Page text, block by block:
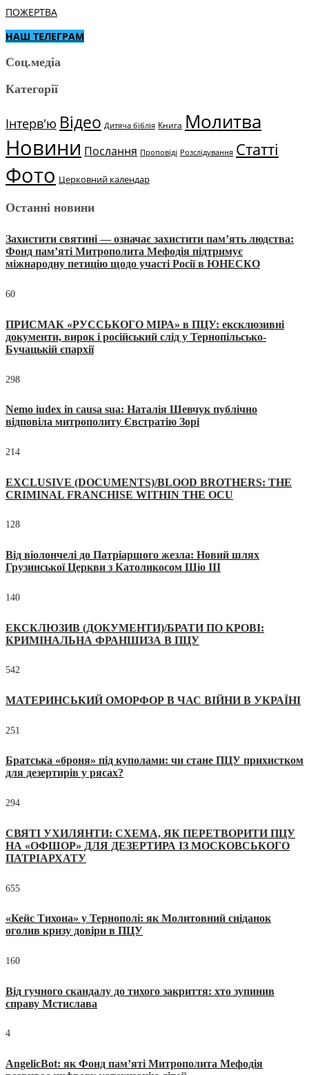
ПОЖЕРТВА
НАШ ТЕЛЕГРАМ
Соц.медіа
Категорії
Інтерв'ю Відео Дитяча біблія Книга Молитва
Новини Послання Проповіді Розслідування Статті
Фото Церковний календар
Останні новини
Захистити святині — означає захистити пам’ять людства:
Фонд пам’яті Митрополита Мефодія підтримує
міжнародну петицію щодо участі Росії в ЮНЕСКО
60
ПРИСМАК «РУССЬКОГО МІРА» в ПЦУ: ексклюзивні
документи, вирок і російський слід у Тернопільсько-
Бучацькій єпархії
298
Nemo iudex in causa sua: Наталія Шевчук публічно
відповіла митрополиту Євстратію Зорі
214
EXCLUSIVE (DOCUMENTS)/BLOOD BROTHERS: THE
CRIMINAL FRANCHISE WITHIN THE OCU
128
Від віолончелі до Патріаршого жезла: Новий шлях
Грузинської Церкви з Католикосом Шіо III
140
ЕКСКЛЮЗИВ (ДОКУМЕНТИ)/БРАТИ ПО КРОВІ:
КРИМІНАЛЬНА ФРАНШИЗА В ПЦУ
542
МАТЕРИНСЬКИЙ ОМОРФОР В ЧАС ВІЙНИ В УКРАЇНІ
251
Братська «броня» під куполами: чи стане ПЦУ прихистком
для дезертирів у рясах?
294
СВЯТІ УХИЛЯНТИ: СХЕМА, ЯК ПЕРЕТВОРИТИ ПЦУ
НА «ОФШОР» ДЛЯ ДЕЗЕРТИРА ІЗ МОСКОВСЬКОГО
ПАТРІАРХАТУ
655
«Кейс Тихона» у Тернополі: як Молитовний сніданок
оголив кризу довіри в ПЦУ
160
Від гучного скандалу до тихого закриття: хто зупинив
справу Мстислава
4
AngelicBot: як Фонд пам’яті Митрополита Мефодія